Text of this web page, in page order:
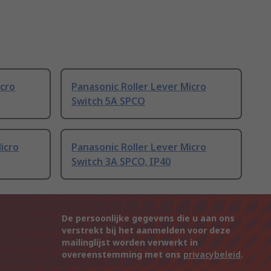
Panasonic Roller Lever Micro
Switch 5A SPCO
Panasonic Roller Lever Micro
Switch 3A SPCO, IP40
De persoonlijke gegevens die u aan ons
verstrekt bij het aanmelden voor deze
mailinglijst worden verwerkt in
overeenstemming met ons privacybeleid.